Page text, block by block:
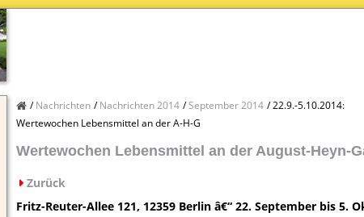
Nachrichten Nachrichten 2014 September 2014
22.9.-5.10.2014:
Wertewochen Lebensmittel an der A-H-G
Wertewochen Lebensmittel an der August-Heyn-
Zurück
Fritz-Reuter-Allee 121, 12359 Berlin â€“ 22. September bis 5.